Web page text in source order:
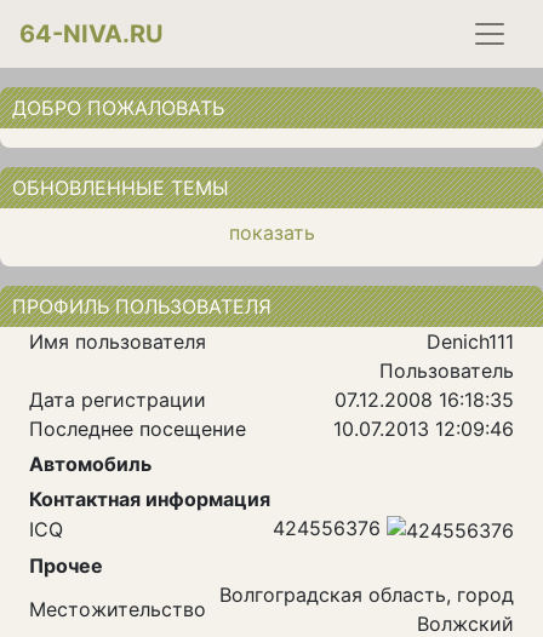
64-NIVA.RU
ДОБРО ПОЖАЛОВАТЬ
ОБНОВЛЕННЫЕ ТЕМЫ
показать
ПРОФИЛЬ ПОЛЬЗОВАТЕЛЯ
Имя пользователя
Denich111
Пользователь
Дата регистрации
07.12.2008 16:18:35
Последнее посещение
10.07.2013 12:09:46
Автомобиль
Контактная информация
ICQ
424556376
Прочее
Местожительство
Волгоградская область, город
Волжский